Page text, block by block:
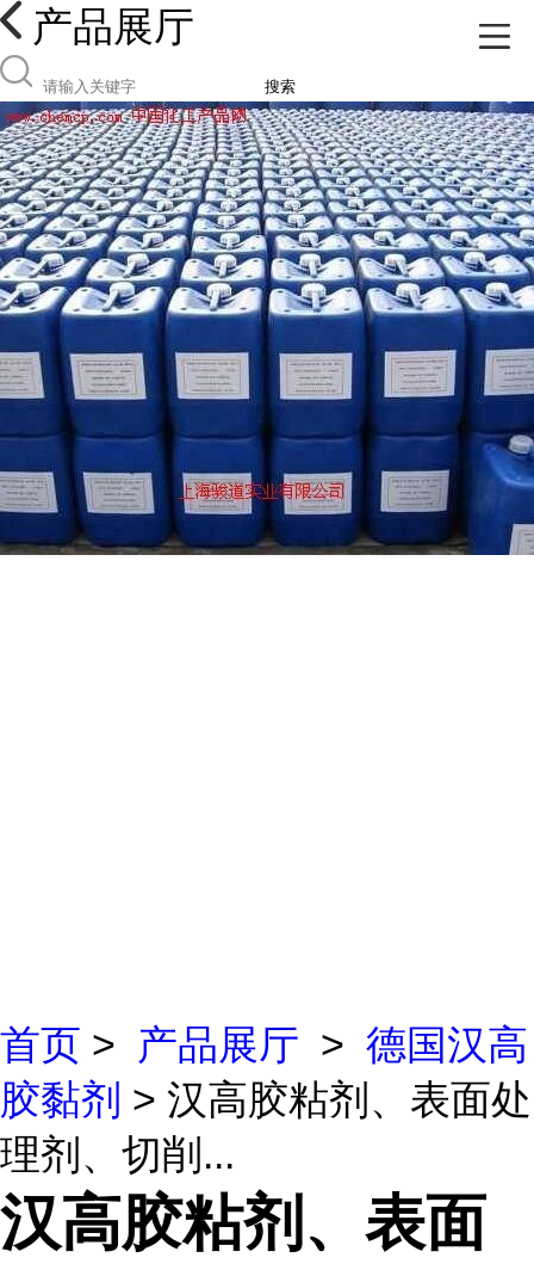
产品展厅
搜索
首页 > 产品展厅 > 德国汉高
胶黏剂 > 汉高胶粘剂、表面处
理剂、切削...
汉高胶粘剂、表面